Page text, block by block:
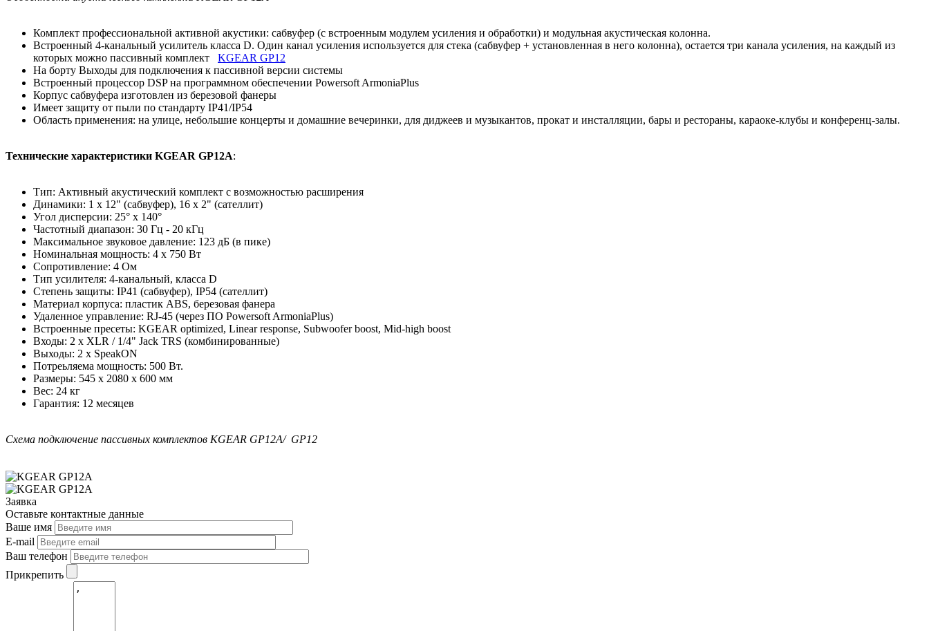
Комплект профессиональной активной акустики: сабвуфер (с встроенным модулем усиления и обработки) и модульная акустическая колонна.
Встроенный 4-канальный усилитель класса D. Один канал усиления используется для стека (сабвуфер + установленная в него колонна), остается три канала усиления, на каждый из
которых можно пассивный комплект KGEAR GP12
На борту Выходы для подключения к пассивной версии системы
Встроенный процессор DSP на программном обеспечении Powersoft ArmoniaPlus
Корпус сабвуфера изготовлен из березовой фанеры
Имеет защиту от пыли по стандарту IP41/IP54
Область применения: на улице, небольшие концерты и домашние вечеринки, для диджеев и музыкантов, прокат и инсталляции, бары и рестораны, караоке-клубы и конференц-залы.
Технические характеристики KGEAR GP12A:
Тип: Активный акустический комплект с возможностью расширения
Динамики: 1 x 12" (сабвуфер), 16 x 2" (сателлит)
Угол дисперсии: 25° x 140°
Частотный диапазон: 30 Гц - 20 кГц
Максимальное звуковое давление: 123 дБ (в пике)
Номинальная мощность: 4 x 750 Вт
Сопротивление: 4 Ом
Тип усилителя: 4-канальный, класса D
Степень защиты: IP41 (сабвуфер), IP54 (сателлит)
Материал корпуса: пластик ABS, березовая фанера
Удаленное управление: RJ-45 (через ПО Powersoft ArmoniaPlus)
Встроенные пресеты: KGEAR optimized, Linear response, Subwoofer boost, Mid-high boost
Входы: 2 x XLR / 1/4" Jack TRS (комбинированные)
Выходы: 2 x SpeakON
Потреьляема мощность: 500 Вт.
Размеры: 545 x 2080 x 600 мм
Вес: 24 кг
Гарантия: 12 месяцев
Схема подключение пассивных комплектов KGEAR GP12A/ GP12
Заявка
Оставьте контактные данные
Ваше имя
E-mail
Ваш телефон
Прикрепить